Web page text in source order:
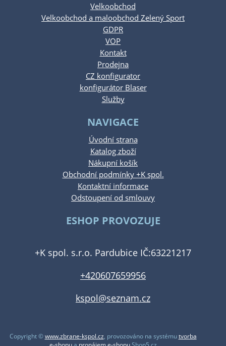
Velkoobchod
Velkoobchod a maloobchod Zelený Sport
GDPR
VOP
Kontakt
Prodejna
CZ konfigurator
konfigurátor Blaser
Služby
NAVIGACE
Úvodní strana
Katalog zboží
Nákupní košík
Obchodní podmínky +K spol.
Kontaktní informace
Odstoupení od smlouvy
ESHOP PROVOZUJE
+K spol. s.r.o. Pardubice IČ:63221217
+420607659956
kspol@seznam.cz
Copyright ©www.zbrane-kspol.cz, provozováno na systémutvorba